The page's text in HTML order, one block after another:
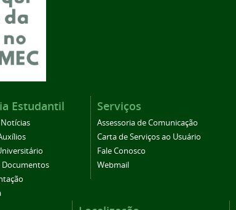
Estudantil
Documentos
Serviços
Assessoria de Comunicação
Carta de Serviços ao Usuário
Fale Conosco
Webmail